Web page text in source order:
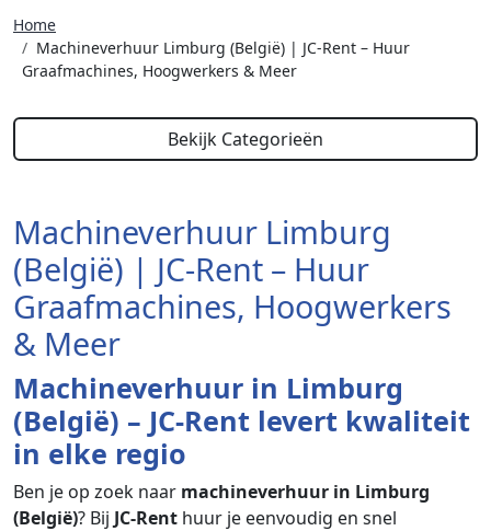
Home
Machineverhuur Limburg (België) | JC-Rent – Huur
Graafmachines, Hoogwerkers & Meer
Bekijk Categorieën
Machineverhuur Limburg
(België) | JC-Rent – Huur
Graafmachines, Hoogwerkers
& Meer
Machineverhuur in Limburg
(België) – JC-Rent levert kwaliteit
in elke regio
Ben je op zoek naar machineverhuur in Limburg
(België)? Bij JC-Rent huur je eenvoudig en snel